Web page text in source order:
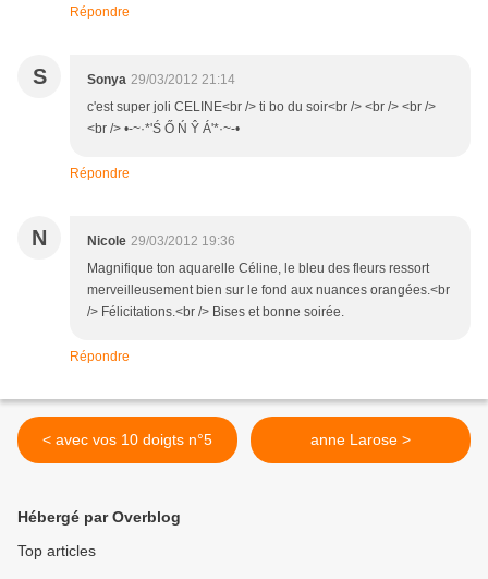
Répondre
S Sonya 29/03/2012 21:14
c'est super joli CELINE<br /> ti bo du soir<br /> <br /> <br />
<br /> •-~·*'Ś Ő Ń Ŷ Á'*·~-•
Répondre
N Nicole 29/03/2012 19:36
Magnifique ton aquarelle Céline, le bleu des fleurs ressort
merveilleusement bien sur le fond aux nuances orangées.<br
/> Félicitations.<br /> Bises et bonne soirée.
Répondre
< avec vos 10 doigts n°5 anne Larose >
Hébergé par Overblog
Top articles